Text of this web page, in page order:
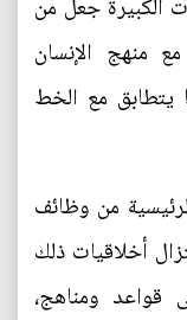
الكبيرة جعل من
منهج الإنسان
يتطابق مع الخط
من وظائف
أخلاقيات ذلك
قواعد ومناهج،